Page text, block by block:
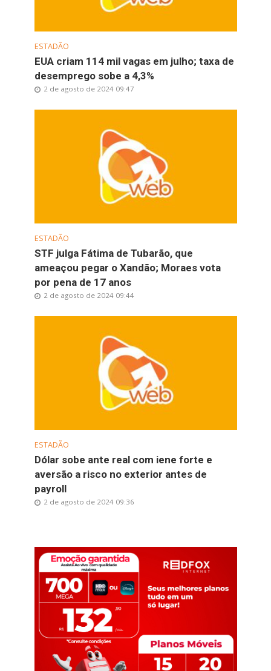
ESTADÃO
EUA criam 114 mil vagas em julho; taxa de
desemprego sobe a 4,3%
2 de agosto de 2024 09:47
ESTADÃO
STF julga Fátima de Tubarão, que
ameaçou pegar o Xandão; Moraes vota
por pena de 17 anos
2 de agosto de 2024 09:44
ESTADÃO
Dólar sobe ante real com iene forte e
aversão a risco no exterior antes de
payroll
2 de agosto de 2024 09:36